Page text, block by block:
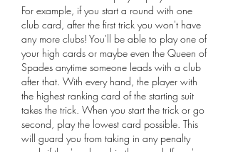
For example, if you start a round with one
club card, after the first trick you won't have
any more clubs! You'll be able to play one of
your high cards or maybe even the Queen of
Spades anytime someone leads with a club
after that. With every hand, the player with
the highest ranking card of the starting suit
takes the trick. When you start the trick or go
second, play the lowest card possible. This
will guard you from taking in any penalty